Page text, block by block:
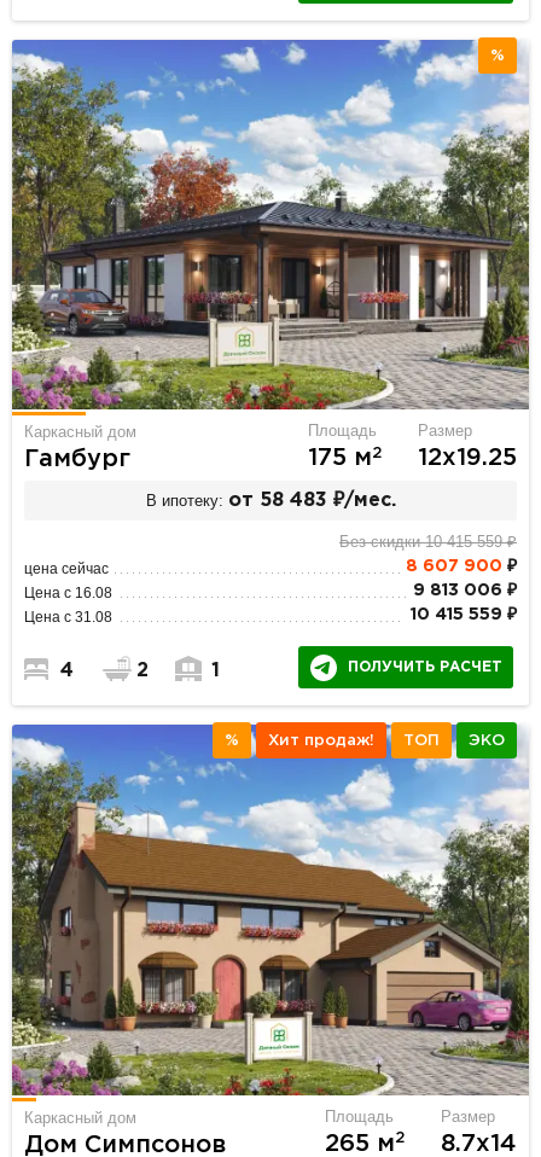
%
Каркасный дом
Гамбург
Площадь
175 м2
Размер
12х19.25
В ипотеку: от 58 483 ₽/мес.
Без скидки 10 415 559 ₽
цена сейчас 8 607 900 ₽
Цена с 16.08 9 813 006 ₽
Цена с 31.08 10 415 559 ₽
4 2 1 ПОЛУЧИТЬ РАСЧЕТ
% Хит продаж! ТОП ЭКО
Каркасный дом
Дом Симпсонов
Площадь
265 м2
Размер
8.7х14